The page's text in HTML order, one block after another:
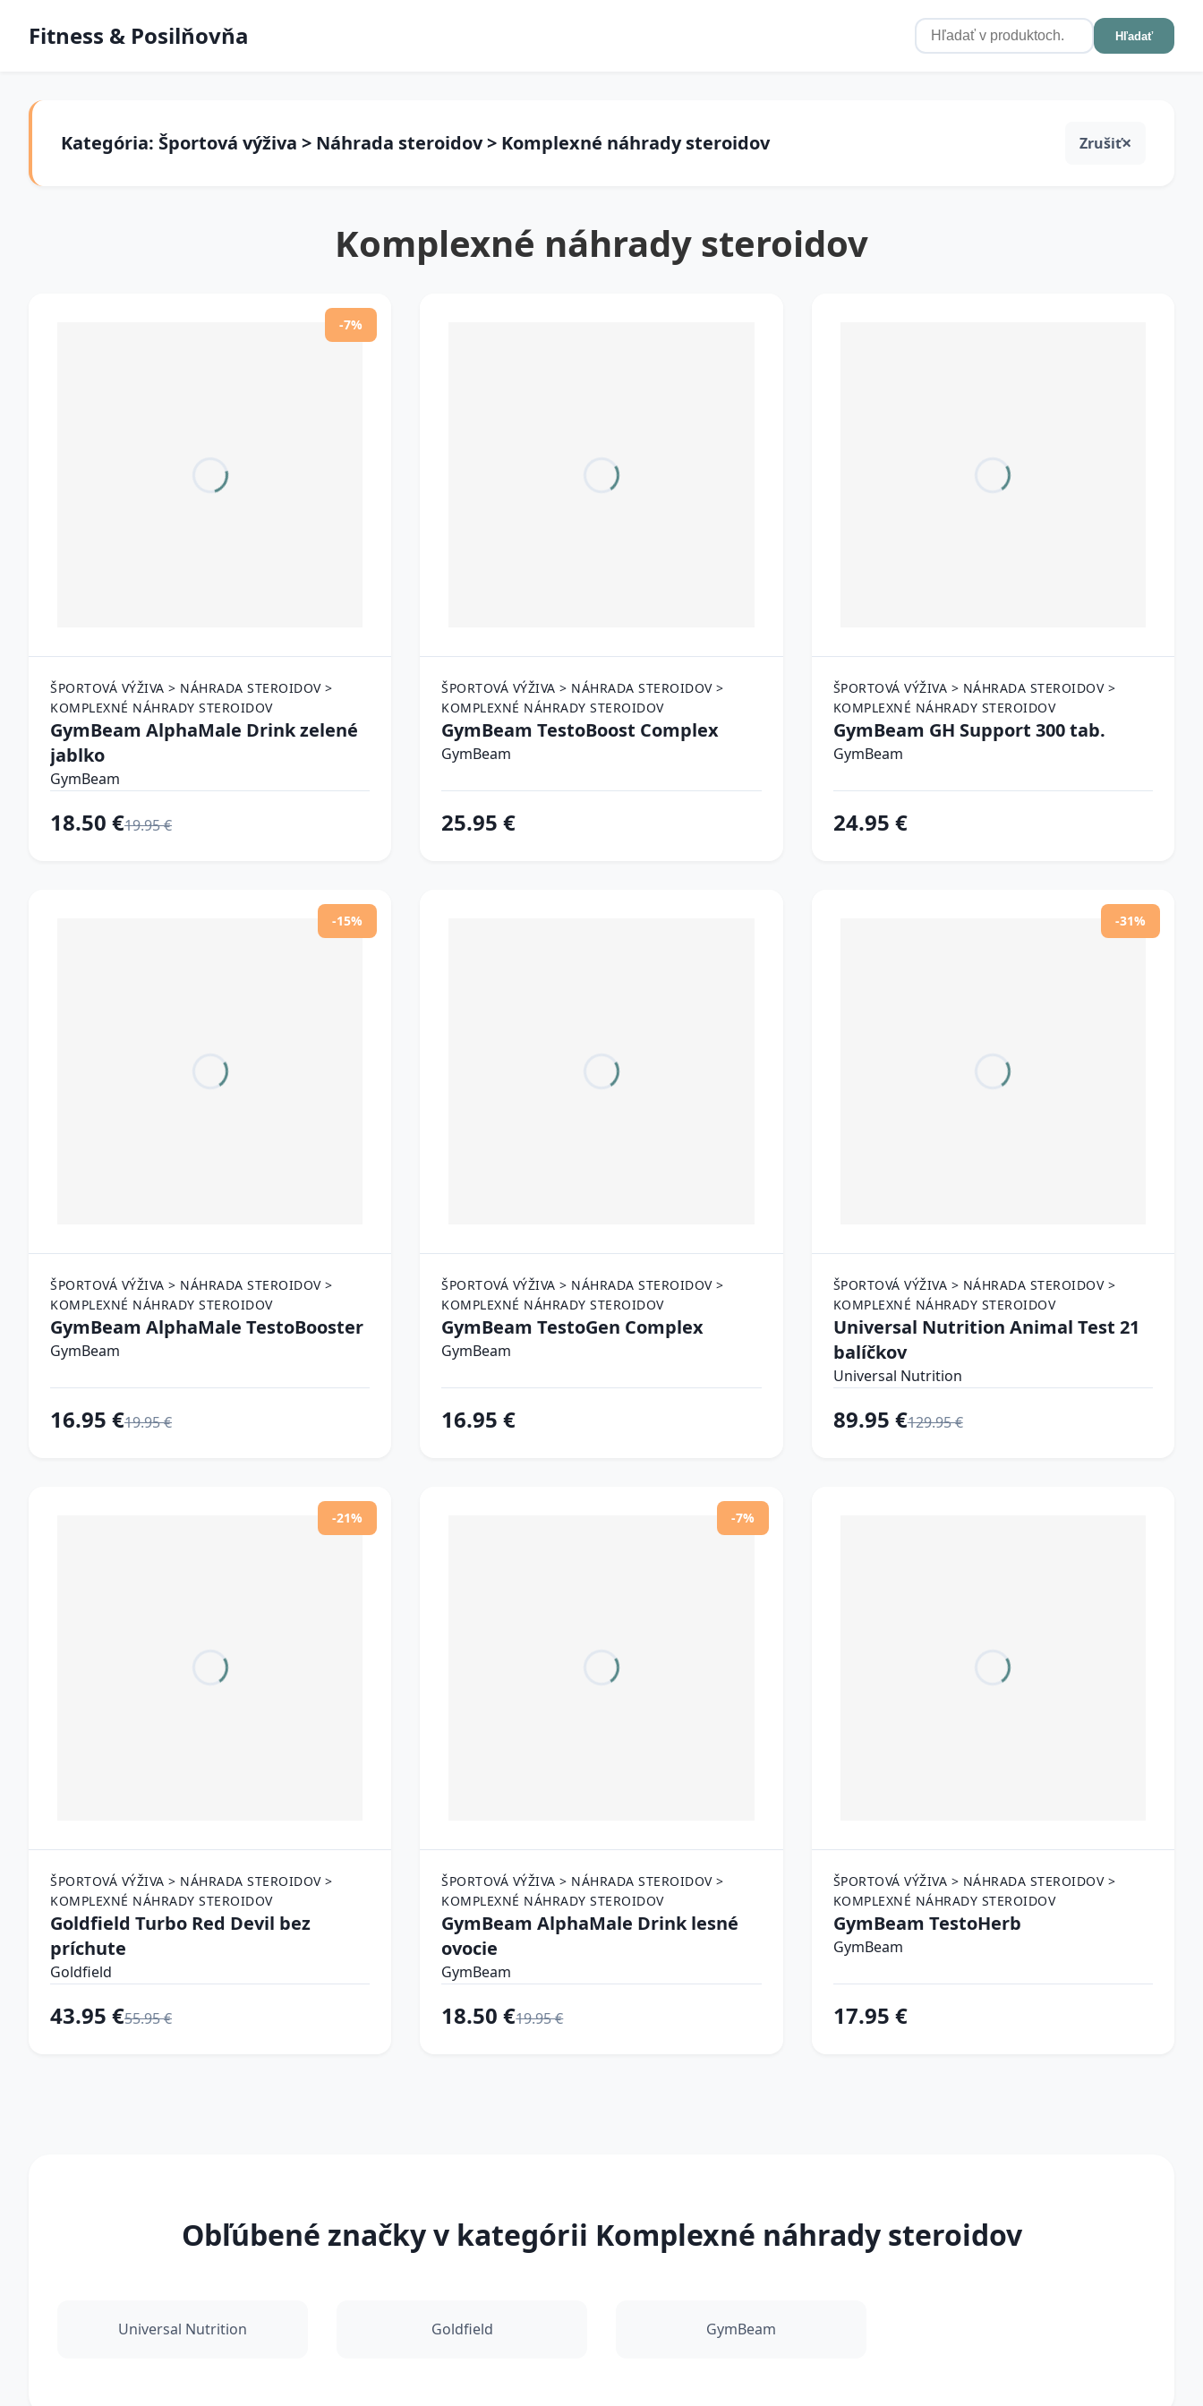
Fitness & Posilňovňa Hľadať
Kategória: Športová výživa > Náhrada steroidov > Komplexné náhrady steroidov Zrušiť
Komplexné náhrady steroidov
-7%
ŠPORTOVÁ VÝŽIVA > NÁHRADA STEROIDOV >
KOMPLEXNÉ NÁHRADY STEROIDOV
GymBeam AlphaMale Drink zelené
jablko
GymBeam
18.50 €19.95 €
ŠPORTOVÁ VÝŽIVA > NÁHRADA STEROIDOV >
KOMPLEXNÉ NÁHRADY STEROIDOV
GymBeam TestoBoost Complex
GymBeam
25.95 €
ŠPORTOVÁ VÝŽIVA > NÁHRADA STEROIDOV >
KOMPLEXNÉ NÁHRADY STEROIDOV
GymBeam GH Support 300 tab.
GymBeam
24.95 €
-15%
ŠPORTOVÁ VÝŽIVA > NÁHRADA STEROIDOV >
KOMPLEXNÉ NÁHRADY STEROIDOV
GymBeam AlphaMale TestoBooster
GymBeam
16.95 €19.95 €
ŠPORTOVÁ VÝŽIVA > NÁHRADA STEROIDOV >
KOMPLEXNÉ NÁHRADY STEROIDOV
GymBeam TestoGen Complex
GymBeam
16.95 €
-31%
ŠPORTOVÁ VÝŽIVA > NÁHRADA STEROIDOV >
KOMPLEXNÉ NÁHRADY STEROIDOV
Universal Nutrition Animal Test 21
balíčkov
Universal Nutrition
89.95 €129.95 €
-21%
ŠPORTOVÁ VÝŽIVA > NÁHRADA STEROIDOV >
KOMPLEXNÉ NÁHRADY STEROIDOV
Goldfield Turbo Red Devil bez
príchute
Goldfield
43.95 €55.95 €
-7%
ŠPORTOVÁ VÝŽIVA > NÁHRADA STEROIDOV >
KOMPLEXNÉ NÁHRADY STEROIDOV
GymBeam AlphaMale Drink lesné
ovocie
GymBeam
18.50 €19.95 €
ŠPORTOVÁ VÝŽIVA > NÁHRADA STEROIDOV >
KOMPLEXNÉ NÁHRADY STEROIDOV
GymBeam TestoHerb
GymBeam
17.95 €
Obľúbené značky v kategórii Komplexné náhrady steroidov
Universal Nutrition Goldfield GymBeam